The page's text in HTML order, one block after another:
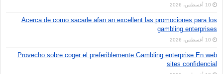
10 أغسطس، 2026
Acerca de como sacarle afan an excellent las promociones para los
gambling enterprises
10 أغسطس، 2026
Provecho sobre coger el preferiblemente Gambling enterprise En web
sites confidencial